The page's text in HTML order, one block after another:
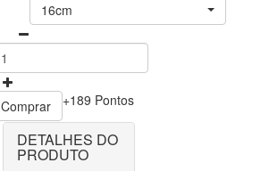
16cm
Comprar +189 Pontos
DETALHES DO
PRODUTO